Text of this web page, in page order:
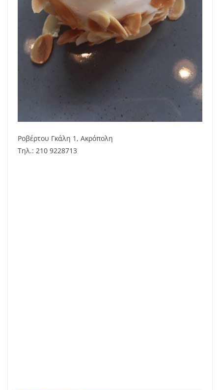
Ροβέρτου Γκάλη 1, Ακρόπολη
Τηλ.: 210 9228713